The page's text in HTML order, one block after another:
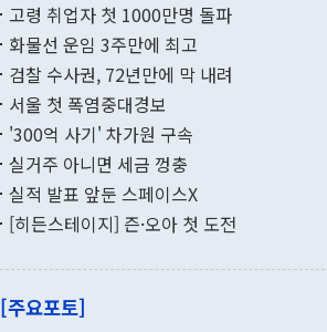
무너졌다고
함께 4자 대
"우리의 선
관은 업무
며 월간 기
196.9% 급
수출은
기록했지만
로 전환됐다.
는 배당수입
고령 취업자 첫 1000만명 돌파
화물선 운임 3주만에 최고
검찰 수사권, 72년만에 막 내려
서울 첫 폭염중대경보
'300억 사기' 차가원 구속
실거주 아니면 세금 껑충
실적 발표 앞둔 스페이스X
[히든스테이지] 즌·오아 첫 도전
[주요포토]